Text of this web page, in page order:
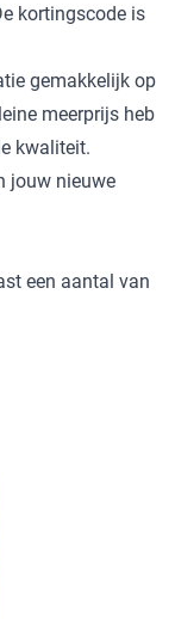
kortingscode is
gemakkelijk op
meerprijs heb
kwaliteit.
jouw nieuwe
een aantal van